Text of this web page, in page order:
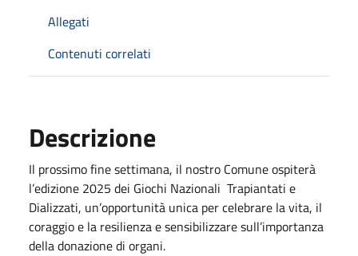
Allegati
Contenuti correlati
Descrizione
Il prossimo fine settimana, il nostro Comune ospiterà
l’edizione 2025 dei Giochi Nazionali Trapiantati e
Dializzati, un’opportunità unica per celebrare la vita, il
coraggio e la resilienza e sensibilizzare sull’importanza
della donazione di organi.